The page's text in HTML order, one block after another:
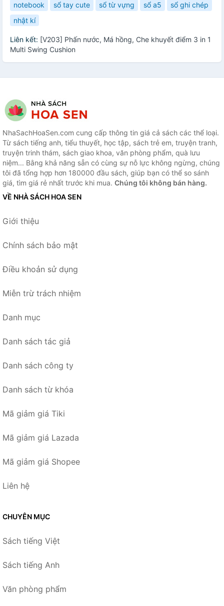
notebook
sổ tay cute sổ từ vựng sổ a5
sổ ghi chép
nhật kí
Liên kết: [V203] Phấn nước, Má hồng, Che khuyết điểm 3 in 1
Multi Swing Cushion
NhaSachHoaSen.com cung cấp thông tin giá cả sách các thể loại.
Từ sách tiếng anh, tiểu thuyết, học tập, sách trẻ em, truyện tranh,
truyện trinh thám, sách giao khoa, văn phòng phẩm, quà lưu
niệm... Bằng khả năng sẵn có cùng sự nỗ lực không ngừng, chúng
tôi đã tổng hợp hơn 180000 đầu sách, giúp bạn có thể so sánh
giá, tìm giá rẻ nhất trước khi mua. Chúng tôi không bán hàng.
VỀ NHÀ SÁCH HOA SEN
Giới thiệu
Chính sách bảo mật
Điều khoản sử dụng
Miễn trừ trách nhiệm
Danh mục
Danh sách tác giả
Danh sách công ty
Danh sách từ khóa
Mã giảm giá Tiki
Mã giảm giá Lazada
Mã giảm giá Shopee
Liên hệ
CHUYÊN MỤC
Sách tiếng Việt
Sách tiếng Anh
Văn phòng phẩm